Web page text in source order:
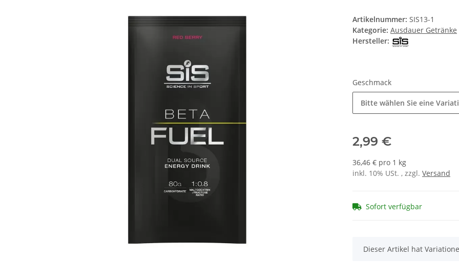
Artikelnummer: SIS13-1
Kategorie: Ausdauer Getränke
Hersteller:
Geschmack
Bitte wählen Sie eine
2,99 €
36,46 € pro 1 kg
inkl. 10% USt. , zzgl. Versand
Sofort verfügbar
x
Dieser Artikel hat